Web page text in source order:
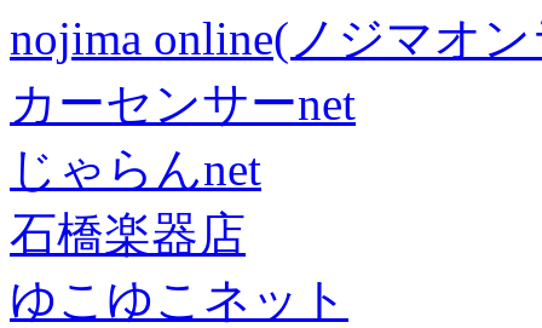
nojima online(ノジマオ
カーセンサーnet
じゃらんnet
石橋楽器店
ゆこゆこネット